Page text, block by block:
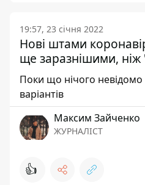
19:57, 23 січня 2022
Нові штами
ще заразнішими,
Поки що нічого невідомо
варіантів
Максим Зайченко
ЖУРНАЛІСТ
👍